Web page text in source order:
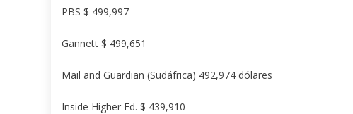
PBS $ 499,997
Gannett $ 499,651
Mail and Guardian (Sudáfrica) 492,974 dólares
Inside Higher Ed. $ 439,910